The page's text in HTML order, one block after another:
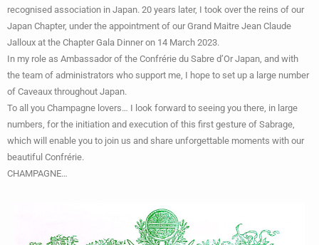
recognised association in Japan. 20 years later, I took over the reins of our
Japan Chapter, under the appointment of our Grand Maitre Jean Claude
Jalloux at the Chapter Gala Dinner on 14 March 2023.
In my role as Ambassador of the Confrérie du Sabre d’Or Japan, and with
the team of administrators who support me, I hope to set up a large number
of Caveaux throughout Japan.
To all you Champagne lovers… I look forward to seeing you there, in large
numbers, for the initiation and execution of this first gesture of Sabrage,
which will enable you to join us and share unforgettable moments with our
beautiful Confrérie.
CHAMPAGNE…